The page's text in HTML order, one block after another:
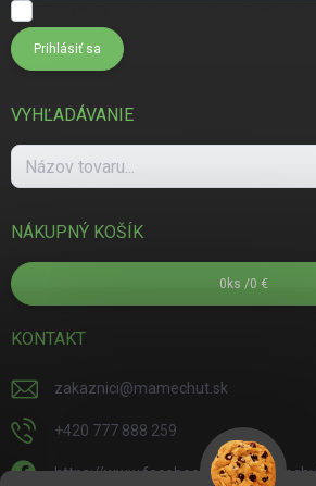
Prihlásiť sa
VYHĽADÁVANIE
NÁKUPNÝ KOŠÍK
0 ks /0 €
KONTAKT
zakaznici@mamechut.sk
+420 777 888 259
https://www.facebook.com/